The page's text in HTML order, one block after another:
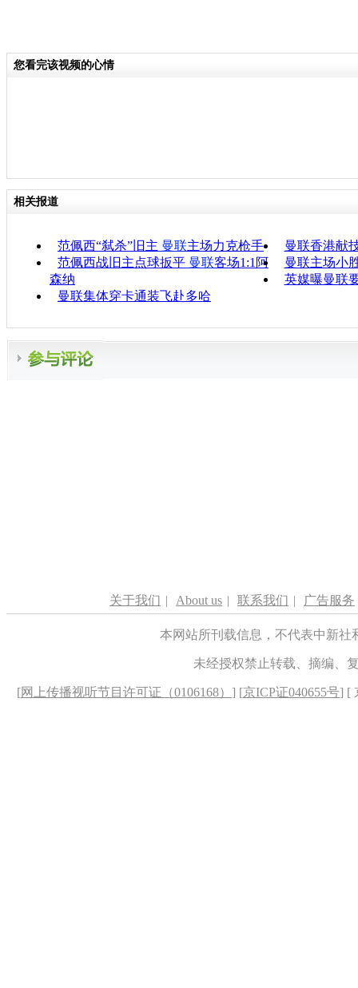
您看完该视频的心情
相关报道
范佩西“弑杀”旧主 曼联主场力克枪手
曼联香港献
范佩西战旧主点球扳平 曼联客场1:1阿
森纳
曼联主场小
英媒曝曼联
曼联集体穿卡通装飞赴多哈
关于我们 | About us | 联系我们 | 广告服务
本网站所刊载信息，不代表中新
未经授权禁止转载、摘编、
[网上传播视听节目许可证（0106168） ] [京ICP证040655号] [